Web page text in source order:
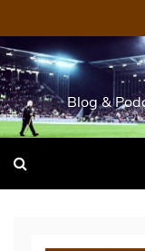
to
content
Blog &